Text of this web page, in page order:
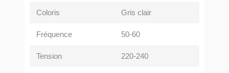
Coloris Gris clair
Fréquence 50-60
Tension 220-240